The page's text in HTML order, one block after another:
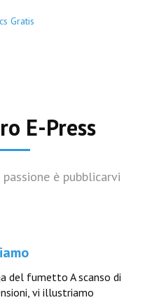
Gratis
E-Press
è pubblicarvi
del fumetto A scanso di
vi illustriamo